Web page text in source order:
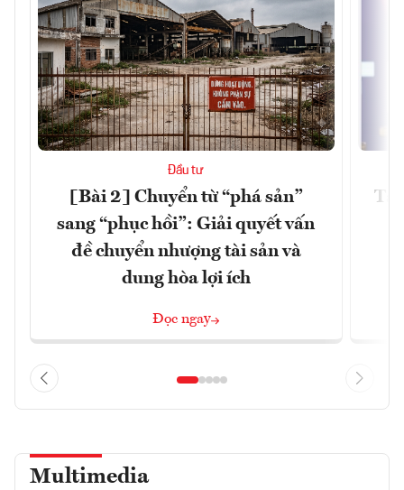
Đầu tư
[Bài 2] Chuyển từ “phá sản”
sang “phục hồi”: Giải quyết vấn
đề chuyển nhượng tài sản và
dung hòa lợi ích
Đọc ngay
Tài
Multimedia